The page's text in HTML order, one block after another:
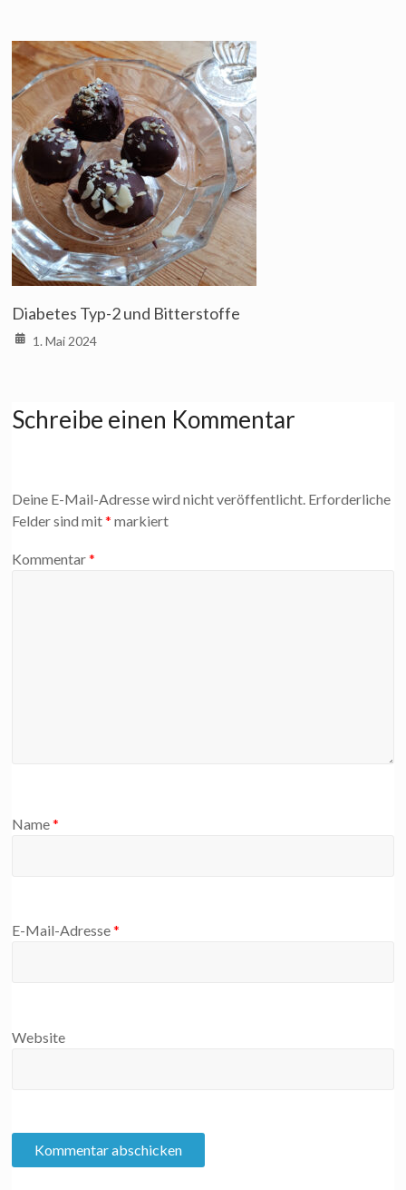
Diabetes Typ-2 und Bitterstoffe
1. Mai 2024
Schreibe einen Kommentar
Deine E-Mail-Adresse wird nicht veröffentlicht. Erforderliche
Felder sind mit* markiert
Kommentar*
Name*
E-Mail-Adresse*
Website